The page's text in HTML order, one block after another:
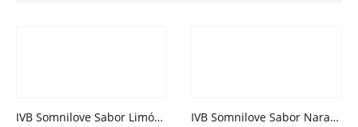
IVB Somnilove Sabor Limón 210gr IVB Somnilove Sabor Naranja 210gr